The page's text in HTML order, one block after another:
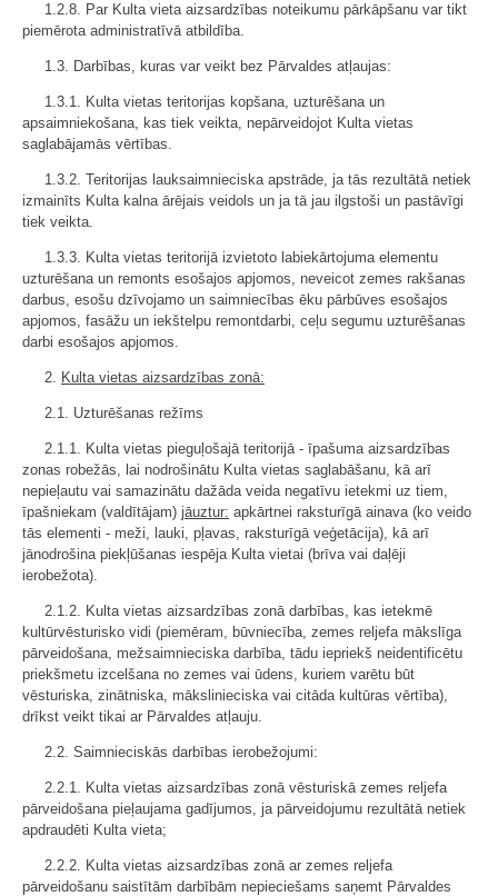
1.2.8. Par Kulta vieta aizsardzības noteikumu pārkāpšanu var tikt
piemērota administratīvā atbildība.
1.3. Darbības, kuras var veikt bez Pārvaldes atļaujas:
1.3.1. Kulta vietas teritorijas kopšana, uzturēšana un
apsaimniekošana, kas tiek veikta, nepārveidojot Kulta vietas
saglabājamās vērtības.
1.3.2. Teritorijas lauksaimnieciska apstrāde, ja tās rezultātā netiek
izmainīts Kulta kalna ārējais veidols un ja tā jau ilgstoši un pastāvīgi
tiek veikta.
1.3.3. Kulta vietas teritorijā izvietoto labiekārtojuma elementu
uzturēšana un remonts esošajos apjomos, neveicot zemes rakšanas
darbus, esošu dzīvojamo un saimniecības ēku pārbūves esošajos
apjomos, fasāžu un iekštelpu remontdarbi, ceļu segumu uzturēšanas
darbi esošajos apjomos.
2. Kulta vietas aizsardzības zonā:
2.1. Uzturēšanas režīms
2.1.1. Kulta vietas pieguļošajā teritorijā - īpašuma aizsardzības
zonas robežās, lai nodrošinātu Kulta vietas saglabāšanu, kā arī
nepieļautu vai samazinātu dažāda veida negatīvu ietekmi uz tiem,
īpašniekam (valdītājam) jāuztur: apkārtnei raksturīgā ainava (ko veido
tās elementi - meži, lauki, pļavas, raksturīgā veģetācija), kā arī
jānodrošina piekļūšanas iespēja Kulta vietai (brīva vai daļēji
ierobežota).
2.1.2. Kulta vietas aizsardzības zonā darbības, kas ietekmē
kultūrvēsturisko vidi (piemēram, būvniecība, zemes reljefa mākslīga
pārveidošana, mežsaimnieciska darbība, tādu iepriekš neidentificētu
priekšmetu izcelšana no zemes vai ūdens, kuriem varētu būt
vēsturiska, zinātniska, mākslinieciska vai citāda kultūras vērtība),
drīkst veikt tikai ar Pārvaldes atļauju.
2.2. Saimnieciskās darbības ierobežojumi:
2.2.1. Kulta vietas aizsardzības zonā vēsturiskā zemes reljefa
pārveidošana pieļaujama gadījumos, ja pārveidojumu rezultātā netiek
apdraudēti Kulta vieta;
2.2.2. Kulta vietas aizsardzības zonā ar zemes reljefa
pārveidošanu saistītām darbībām nepieciešams saņemt Pārvaldes